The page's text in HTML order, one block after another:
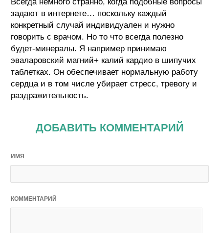
задают в интернете… поскольку каждый
конкретный случай индивидуален и нужно
говорить с врачом. Но то что всегда полезно
будет-минералы. Я например принимаю
эваларовский магний+ калий кардио в шипучих
таблетках. Он обеспечивает нормальную работу
сердца и в том числе убирает стресс, тревогу и
раздражительность.
ДОБАВИТЬ КОММЕНТАРИЙ
ИМЯ
КОММЕНТАРИЙ